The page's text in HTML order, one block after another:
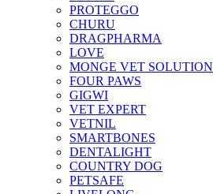
PROTEGGO
CHURU
DRAGPHARMA
LOVE
MONGE VET SOLUTION
FOUR PAWS
GIGWI
VET EXPERT
VETNIL
SMARTBONES
DENTALIGHT
COUNTRY DOG
PETSAFE